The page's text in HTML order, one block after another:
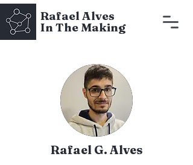
Rafael Alves
In The Making
Rafael G. Alves